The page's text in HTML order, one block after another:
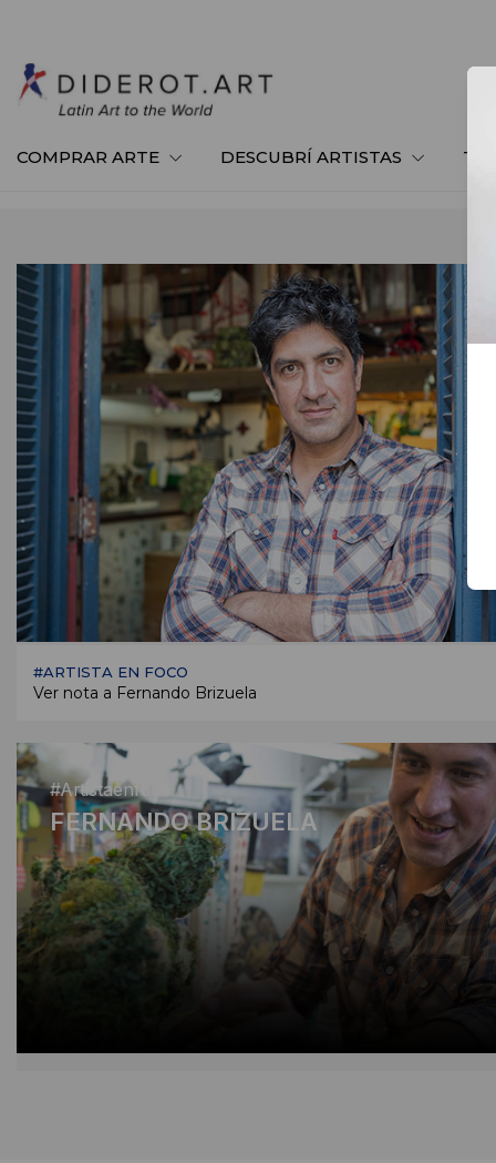
COMPRAR ARTE DESCUBRÍ ARTISTAS TE
#ARTISTA EN FOCO
Ver nota a Fernando Brizuela
#Artistaenfoco
FERNANDO BRIZUELA